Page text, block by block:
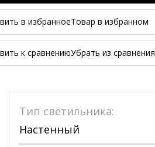
в избранноеТовар в избранном
к сравнениюУбрать из сравнения
Тип светильника:
Настенный